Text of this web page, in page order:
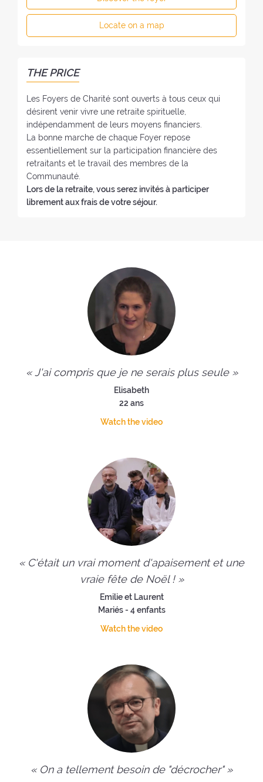
F
y
:
f
h
o
e
r
:
Locate on a map
THE PRICE
Les Foyers de Charité sont ouverts à tous ceux qui
désirent venir vivre une retraite spirituelle,
indépendamment de leurs moyens financiers.
La bonne marche de chaque Foyer repose
essentiellement sur la participation financière des
retraitants et le travail des membres de la
Communauté.
Lors de la retraite, vous serez invités à participer
librement aux frais de votre séjour.
« J'ai compris que je ne serais plus seule »
Elisabeth
22 ans
Watch the video
« C'était un vrai moment d'apaisement et une
vraie fête de Noël ! »
Emilie et Laurent
Mariés - 4 enfants
Watch the video
« On a tellement besoin de "décrocher" »